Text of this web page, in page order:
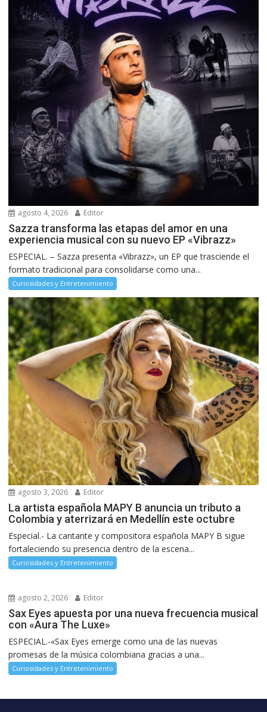
agosto 4, 2026 Editor
Sazza transforma las etapas del amor en una
experiencia musical con su nuevo EP «Vibrazz»
ESPECIAL. – Sazza presenta «Vibrazz», un EP que trasciende el
formato tradicional para consolidarse como una...
Curiosidades y Entretenimiento
agosto 3, 2026 Editor
La artista española MAPY B anuncia un tributo a
Colombia y aterrizará en Medellín este octubre
Especial.- La cantante y compositora española MAPY B sigue
fortaleciendo su presencia dentro de la escena...
Curiosidades y Entretenimiento
agosto 2, 2026 Editor
Sax Eyes apuesta por una nueva frecuencia musical
con «Aura The Luxe»
ESPECIAL.-«Sax Eyes emerge como una de las nuevas
promesas de la música colombiana gracias a una...
Curiosidades y Entretenimiento